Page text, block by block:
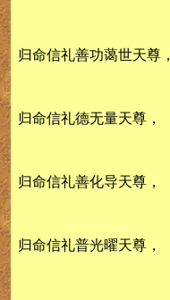
归命信礼善功蔼世天尊，
归命信礼德无量天尊，
归命信礼善化导天尊，
归命信礼普光曜天尊，